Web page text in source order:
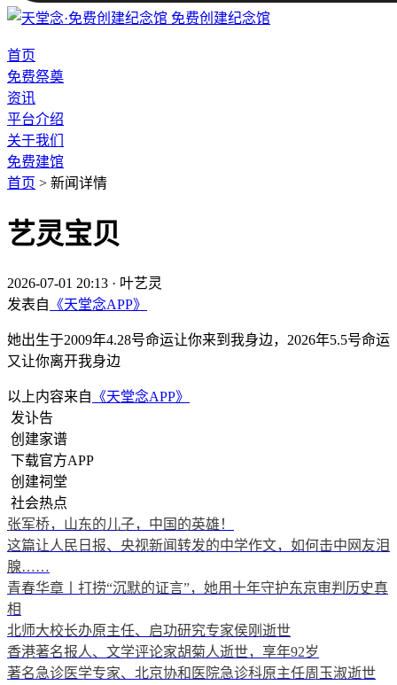
免费创建纪念馆
首页
免费祭奠
资讯
平台介绍
关于我们
免费建馆
首页 > 新闻详情
艺灵宝贝
2026-07-01 20:13 · 叶艺灵
发表自 《天堂念APP》
她出生于2009年4.28号命运让你来到我身边，2026年5.5号命运
又让你离开我身边
以上内容来自 《天堂念APP》
发讣告
创建家谱
下载官方APP
创建祠堂
社会热点
张军桥，山东的儿子，中国的英雄！
这篇让人民日报、央视新闻转发的中学作文，如何击中网友泪
腺……
青春华章丨打捞“沉默的证言”，她用十年守护东京审判历史真
相
北师大校长办原主任、启功研究专家侯刚逝世
香港著名报人、文学评论家胡菊人逝世，享年92岁
著名急诊医学专家、北京协和医院急诊科原主任周玉淑逝世